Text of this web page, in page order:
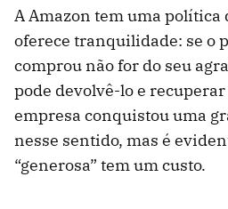
A Amazon tem uma política
oferece tranquilidade: se o
comprou não for do seu
pode devolvê-lo e
empresa conquistou uma
nesse sentido, mas é
“generosa” tem um custo.